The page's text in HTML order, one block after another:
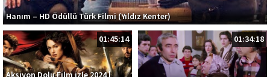
Hanım – HD Ödüllü Türk Filmi (Yıldız Kenter)
01:45:14
01:34:18